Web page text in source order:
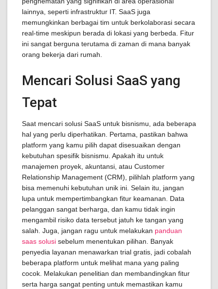
lainnya, seperti infrastruktur IT. SaaS juga
memungkinkan berbagai tim untuk berkolaborasi secara
real-time meskipun berada di lokasi yang berbeda. Fitur
ini sangat berguna terutama di zaman di mana banyak
orang bekerja dari rumah.
Mencari Solusi SaaS yang
Tepat
Saat mencari solusi SaaS untuk bisnismu, ada beberapa
hal yang perlu diperhatikan. Pertama, pastikan bahwa
platform yang kamu pilih dapat disesuaikan dengan
kebutuhan spesifik bisnismu. Apakah itu untuk
manajemen proyek, akuntansi, atau Customer
Relationship Management (CRM), pilihlah platform yang
bisa memenuhi kebutuhan unik ini. Selain itu, jangan
lupa untuk mempertimbangkan fitur keamanan. Data
pelanggan sangat berharga, dan kamu tidak ingin
mengambil risiko data tersebut jatuh ke tangan yang
salah. Juga, jangan ragu untuk melakukan panduan
saas solusi sebelum menentukan pilihan. Banyak
penyedia layanan menawarkan trial gratis, jadi cobalah
beberapa platform untuk melihat mana yang paling
cocok. Melakukan penelitian dan membandingkan fitur
serta harga sangat penting untuk memastikan kamu